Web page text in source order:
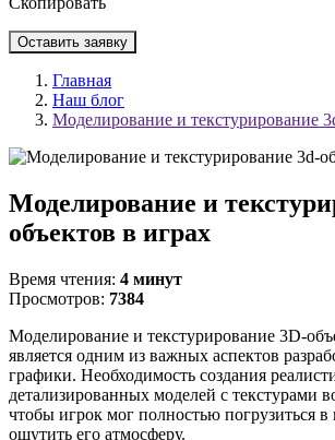
Оставить заявку
Главная
Наш блог
Моделирование и текстурирование
Моделирование и
объектов в играх
Время чтения: 4 минут
Просмотров: 7384
Моделирование и текстурирование 3D-
является одним из важных аспектов
графики. Необходимость создания
детализированных моделей с текстурами
чтобы игрок мог полностью погрузиться
ощутить его атмосферу.